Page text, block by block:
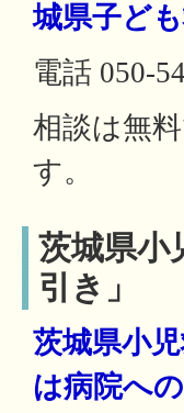
城県子ど
電話 050-
相談は無
す。
茨城県小
引き」
茨城県小
は病院へ